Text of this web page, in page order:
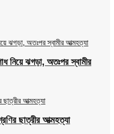
নিয়ে ঝগড়া, অতঃপর স্বামীর
ছাত্রীর আত্মহত্যা